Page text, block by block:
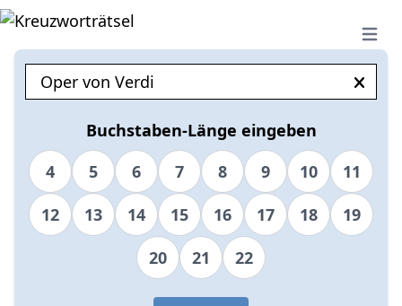
Open
Buchstaben-Länge eingeben
4
5 6 7 8 9 10
11
12
13 14 15 16 17 18
19
20
21 22